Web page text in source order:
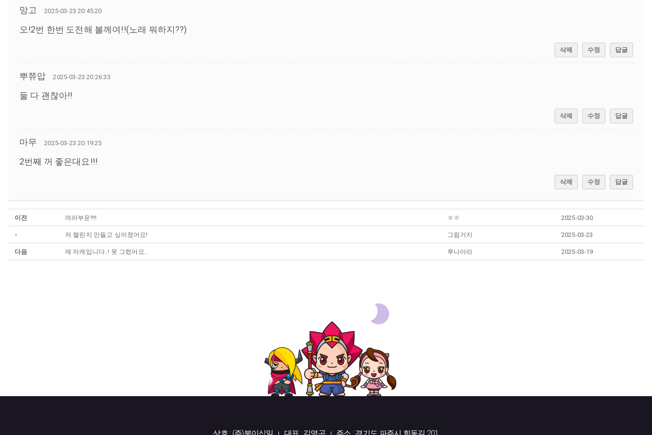
망고 2025-03-23 20:45:20
오!2번 한번 도전해 볼께여!!(노래 뭐하지??)
삭제 수정 답글
뿌쮸압 2025-03-23 20:26:33
둘 다 괜찮아!!
삭제 수정 답글
마무 2025-03-23 20:19:25
2번째 꺼 좋은대요!!!
삭제 수정 답글
이전 여러부운!!!! ㅎㅎ 2025-03-30
- 저 챌린지 만들고 싶어졌어요! 그림거지 2025-03-23
다음 제 자캐입니다..! 못 그렸어요.. 루나아라 2025-03-19